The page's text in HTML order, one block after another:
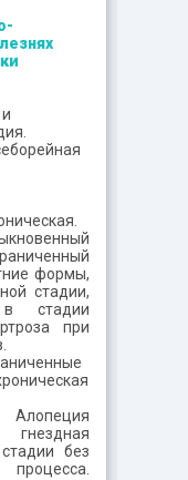
формы,
стадии,
в стадии
при
гнездная
без